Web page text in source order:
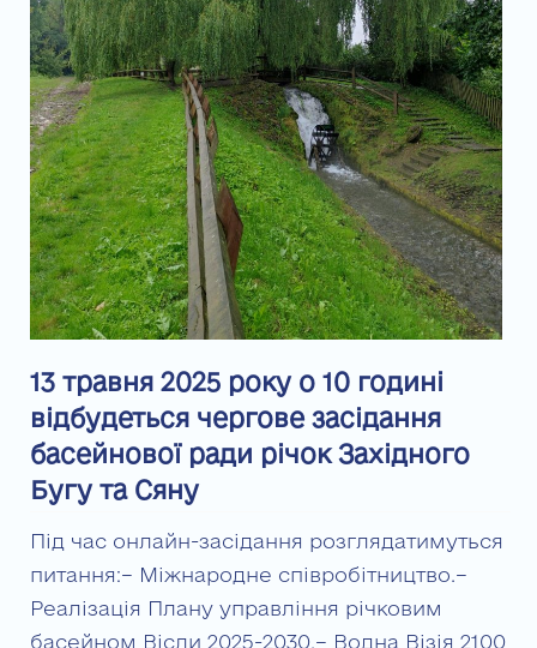
13 травня 2025 року о 10 годині
відбудеться чергове засідання
басейнової ради річок Західного
Бугу та Сяну
Під час онлайн-засідання розглядатимуться
питання:– Міжнародне співробітництво.–
Реалізація Плану управління річковим
басейном Вісли 2025-2030.– Водна Візія 2100